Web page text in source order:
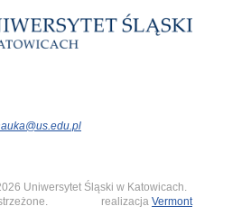
Uniwersytet Śląski w Katowicach.
realizacja Vermont